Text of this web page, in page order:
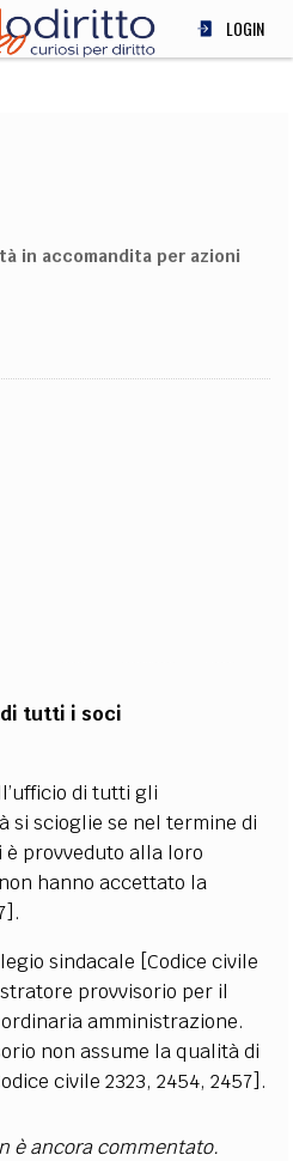
LOGIN
E FILOSOFIA
in accomandita per azioni
di tutti i soci
di tutti gli
si scioglie se nel termine di
provveduto alla loro
hanno accettato la
sindacale [Codice civile
provvisorio per il
amministrazione.
non assume la qualità di
civile 2323, 2454, 2457].
è ancora commentato.